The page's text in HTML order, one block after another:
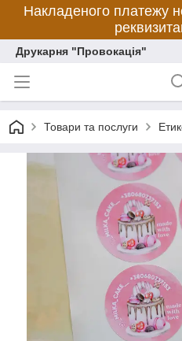
Накладеного платежу
Друкарня "Провокація"
Товари та послуги